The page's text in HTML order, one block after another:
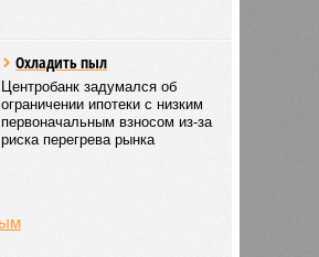
Охладить пыл
Центробанк задумался об
ограничении ипотеки с низким
первоначальным взносом из-за
риска перегрева рынка